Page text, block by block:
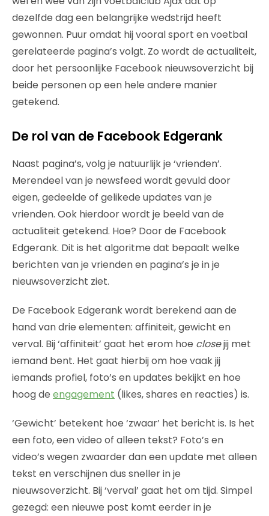
dezelfde dag een belangrijke wedstrijd heeft
gewonnen. Puur omdat hij vooral sport en voetbal
gerelateerde pagina’s volgt. Zo wordt de actualiteit,
door het persoonlijke Facebook nieuwsoverzicht bij
beide personen op een hele andere manier
getekend.
De rol van de Facebook Edgerank
Naast pagina’s, volg je natuurlijk je ‘vrienden’.
Merendeel van je newsfeed wordt gevuld door
eigen, gedeelde of gelikede updates van je
vrienden. Ook hierdoor wordt je beeld van de
actualiteit getekend. Hoe? Door de Facebook
Edgerank. Dit is het algoritme dat bepaalt welke
berichten van je vrienden en pagina’s je in je
nieuwsoverzicht ziet.
De Facebook Edgerank wordt berekend aan de
hand van drie elementen: affiniteit, gewicht en
verval. Bij ‘affiniteit’ gaat het erom hoe closejij met
iemand bent. Het gaat hierbij om hoe vaak jij
iemands profiel, foto’s en updates bekijkt en hoe
hoog de engagement (likes, shares en reacties) is.
‘Gewicht’ betekent hoe ‘zwaar’ het bericht is. Is het
een foto, een video of alleen tekst? Foto’s en
video’s wegen zwaarder dan een update met alleen
tekst en verschijnen dus sneller in je
nieuwsoverzicht. Bij ‘verval’ gaat het om tijd. Simpel
gezegd: een nieuwe post komt eerder in je